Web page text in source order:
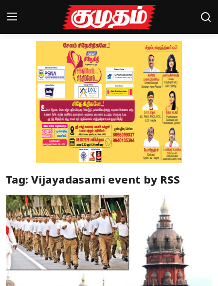
Magazines
Special Story
Business
Crime
Tamilnadu
Tag: Vijayadasami event by RSS